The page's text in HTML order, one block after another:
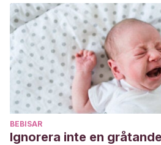
BEBISAR
Ignorera inte en